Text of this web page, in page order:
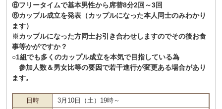
⑥フリータイムで基本男性から席替8分2回～3回
⑥カップル成立を発表（カップルになった本人同士のみわかり
ます）
※カップルになった方同士お引き合わせしますのでその後お食
事等かがですか？
○1組でも多くのカップル成立を本気で目指している為
参加人数＆男女比等の要因で若干進行が変更ある場合があり
ます。
日時
3月10日（土）19時～